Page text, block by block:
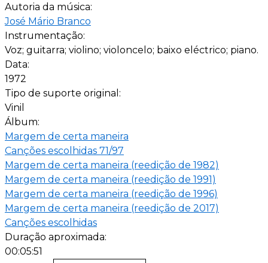
Autoria da música:
José Mário Branco
Instrumentação:
Voz; guitarra; violino; violoncelo; baixo eléctrico; piano.
Data:
1972
Tipo de suporte original:
Vinil
Álbum:
Margem de certa maneira
Canções escolhidas 71/97
Margem de certa maneira (reedição de 1982)
Margem de certa maneira (reedição de 1991)
Margem de certa maneira (reedição de 1996)
Margem de certa maneira (reedição de 2017)
Canções escolhidas
Duração aproximada:
00:05:51